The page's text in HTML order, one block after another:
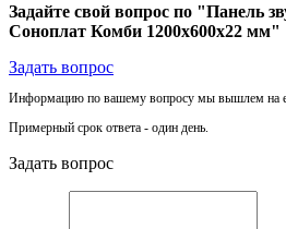
Задайте свой вопрос по "Панель
Соноплат Комби 1200х600х22 мм"
Задать вопрос
Информацию по вашему вопросу мы вышлем на
Примерный срок ответа - один день.
Задать вопрос